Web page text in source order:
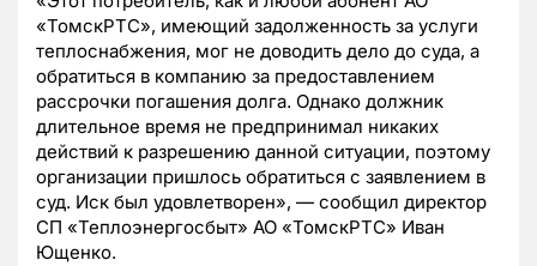
«ТомскРТС», имеющий задолженность за услуги
теплоснабжения, мог не доводить дело до суда, а
обратиться в компанию за предоставлением
рассрочки погашения долга. Однако должник
длительное время не предпринимал никаких
действий к разрешению данной ситуации, поэтому
организации пришлось обратиться с заявлением в
суд. Иск был удовлетворен», — сообщил директор
СП «Теплоэнергосбыт» АО «ТомскРТС» Иван
Ющенко.